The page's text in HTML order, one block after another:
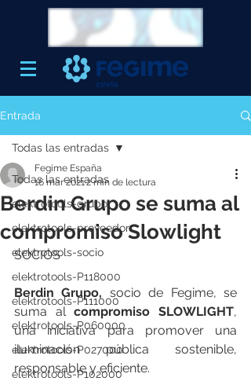
Entrada
Todas las entradas
elektrotools-grupo
elektrotools-proveedor
elektrotools-socio
elektrotools-P118000
elektrotools-P111000
elektrotools-P060000
elektrotools-P027000
elektrotools-P102000
Todas las entradas
Berdin Grupo se suma al
compromiso Slowlight
Fegime España
16 mar 20212 min de lectura
SOCIOS
Berdin Grupo, socio de Fegime, se
suma al compromiso SLOWLIGHT,
una iniciativa para promover una
iluminación pública sostenible,
responsable y eficiente.